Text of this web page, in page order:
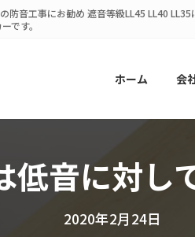
防音工事にお勧め 遮音等級LL45 LL40
です。
ホーム 会
低音に対し
2020年2月24日